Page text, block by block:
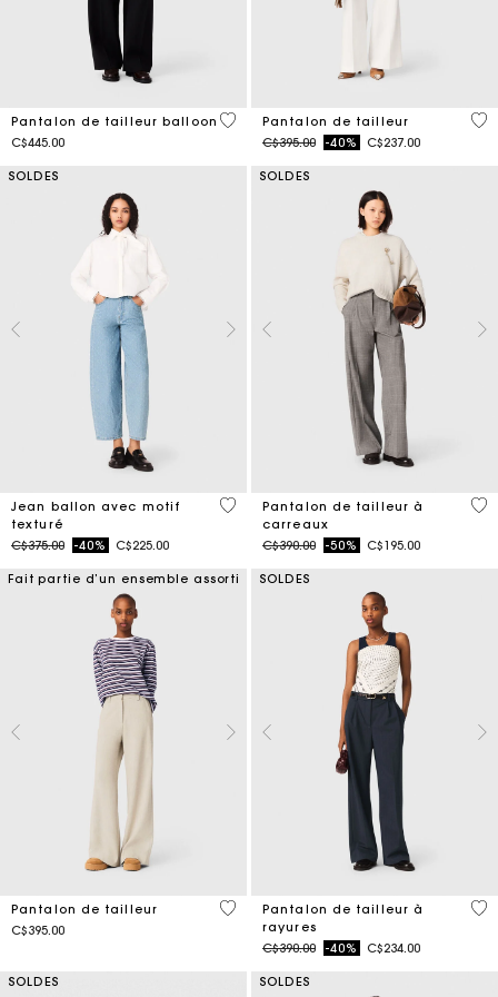
Pantalon de tailleur balloon
C$445.00
4,5 out of 5 Customer Rating
Pantalon de tailleur
Price reduced from
C$395.00to-40% C$237.00
5
SOLDES
Jean ballon avec motif
texturé
Price reduced from
C$375.00to-40% C$225.00
3,1 out of 5 Customer Rating
SOLDES
Pantalon de tailleur à
carreaux
Price reduced from
C$390.00to-50% C$195.00
4,6
Fait partie d’un ensemble assorti
Pantalon de tailleur
C$395.00
5 out of 5 Customer Rating
SOLDES
Pantalon de tailleur à
rayures
Price reduced from
C$390.00to-40% C$234.00
5
SOLDES SOLDES